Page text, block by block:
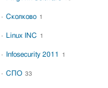
Сколково 1
Linux INC 1
Infosecurity 2011 1
СПО 33